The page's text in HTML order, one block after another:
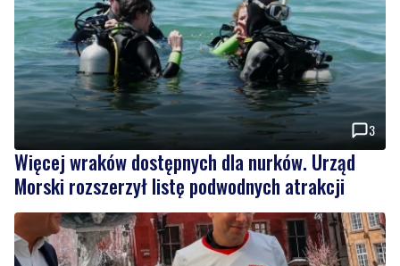
3
Więcej wraków dostępnych dla nurków. Urząd
Morski rozszerzył listę podwodnych atrakcji